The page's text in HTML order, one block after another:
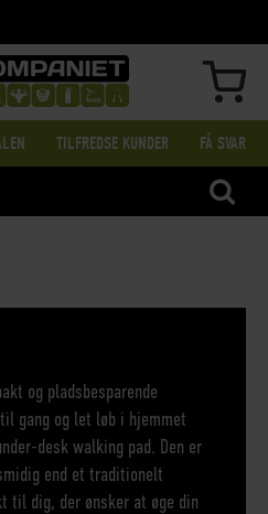
TILFREDSE KUNDER FÅ SVAR
og pladsbesparende
gang og let løb i hjemmet
desk walking pad. Den er
end et traditionelt
til dig, der ønsker at øge din